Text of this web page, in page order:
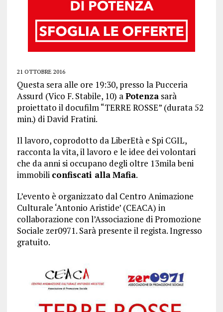
21 OTTOBRE 2016
Questa sera alle ore 19:30, presso la Pucceria
Assurd (Vico F. Stabile, 10) aPotenzasarà
proiettato il docufilm “TERRE ROSSE” (durata 52
min.) di David Fratini.
Il lavoro, coprodotto da LiberEtà e Spi CGIL,
racconta la vita, il lavoro e le idee dei volontari
che da anni si occupano degli oltre 13mila beni
immobili confiscati allaMafia.
L’evento è organizzato dal Centro Animazione
Culturale ‘Antonio Aristide’ (CEACA) in
collaborazione con l’Associazione di Promozione
Sociale zer0971. Sarà presente il regista. Ingresso
gratuito.